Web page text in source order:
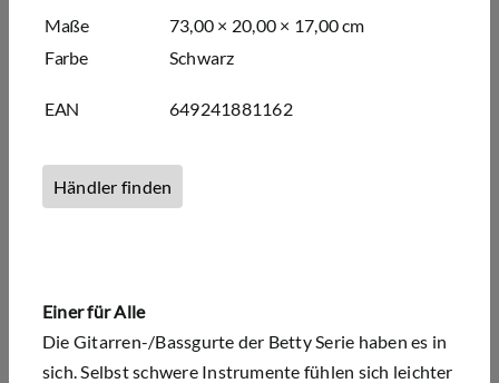
Maße
73,00 × 20,00 × 17,00 cm
Farbe
Schwarz
EAN 649241881162
Händler finden
Einer für Alle
Die Gitarren-/Bassgurte der Betty Serie haben es in
sich. Selbst schwere Instrumente fühlen sich leichter